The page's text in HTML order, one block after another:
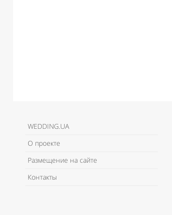
WEDDING.UA
О проекте
Размещение на сайте
Контакты